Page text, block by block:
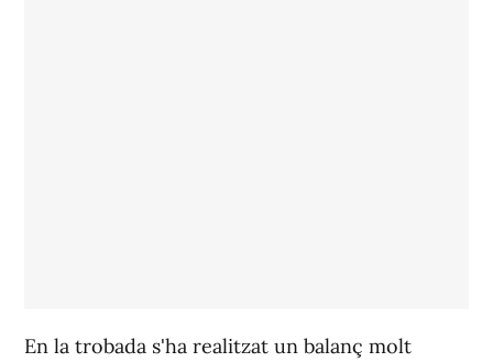
En la trobada s'ha realitzat un balanç molt